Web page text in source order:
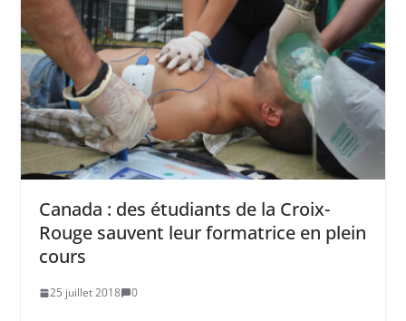
Canada : des étudiants de la Croix-
Rouge sauvent leur formatrice en plein
cours
25 juillet 2018 0